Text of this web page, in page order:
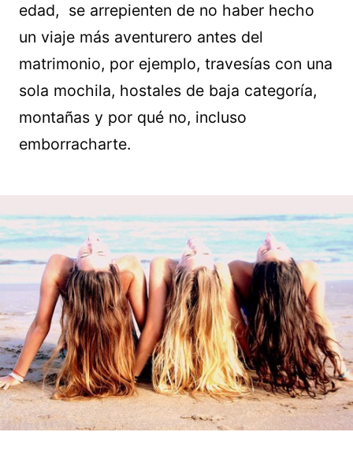
edad, se arrepienten de no haber hecho
un viaje más aventurero antes del
matrimonio, por ejemplo, travesías con una
sola mochila, hostales de baja categoría,
montañas y por qué no, incluso
emborracharte.